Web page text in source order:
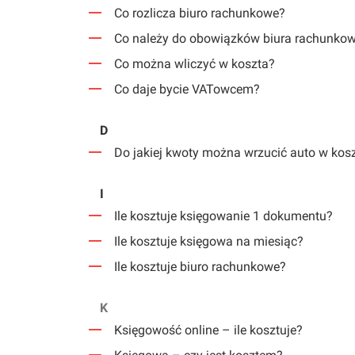
Co rozlicza biuro rachunkowe?
Co należy do obowiązków biura
Co można wliczyć w koszta?
Co daje bycie VATowcem?
D
Do jakiej kwoty można wrzucić auto w
I
Ile kosztuje księgowanie 1 dokumentu?
Ile kosztuje księgowa na miesiąc?
Ile kosztuje biuro rachunkowe?
K
Księgowość online – ile kosztuje?